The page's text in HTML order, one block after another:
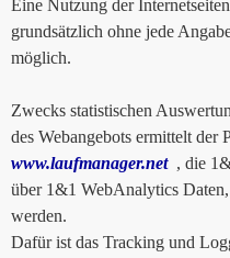
Eine Nutzung der Internetseiten
grundsätzlich ohne jede
möglich.
Zwecks statistischen
des Webangebots ermittelt der
www.laufmanager.net, die
über 1&1 WebAnalytics
werden.
Dafür ist das Tracking und